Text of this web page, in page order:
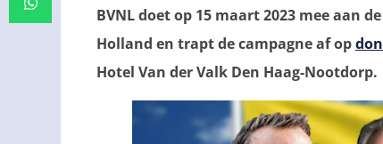
BVNL doet op 15 maart 2023 mee aan
Holland en trapt de campagne af op
Hotel Van der Valk Den Haag-Nootdorp.